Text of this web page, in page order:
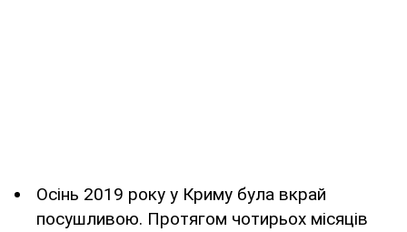
Осінь 2019 року у Криму була вкрай
посушливою. Протягом чотирьох місяців